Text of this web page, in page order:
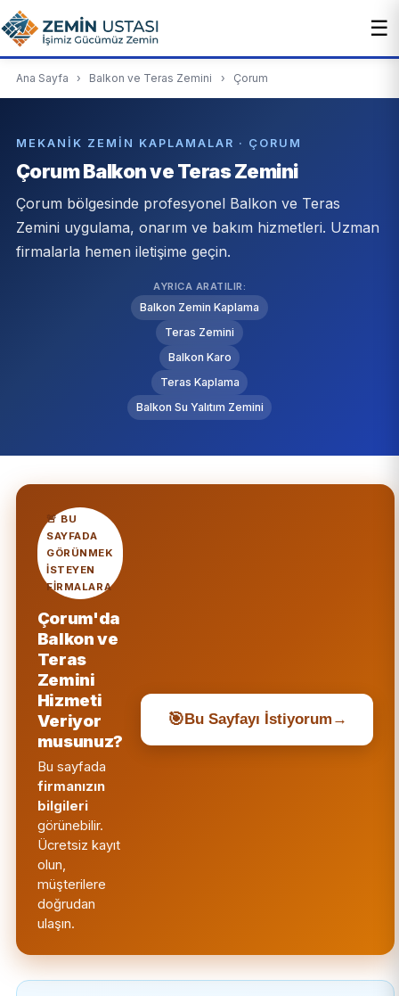
☰
Ana Sayfa › Balkon ve Teras Zemini › Çorum
MEKANIK ZEMIN KAPLAMALAR · ÇORUM
Çorum Balkon ve Teras Zemini
Çorum bölgesinde profesyonel Balkon ve Teras
Zemini uygulama, onarım ve bakım hizmetleri. Uzman
firmalarla hemen iletişime geçin.
AYRICA ARATILIR:
Balkon Zemin Kaplama
Teras Zemini
Balkon Karo
Teras Kaplama
Balkon Su Yalıtım Zemini
🚨 BU
SAYFADA
GÖRÜNMEK
ISTEYEN
FIRMALARA
Çorum'da
Balkon ve
Teras
Zemini
Hizmeti
Veriyor
musunuz?
Bu sayfada
firmanızın
bilgileri
görünebilir.
Ücretsiz kayıt
olun,
müşterilere
doğrudan
ulaşın.
🎯Bu Sayfayı İstiyorum →